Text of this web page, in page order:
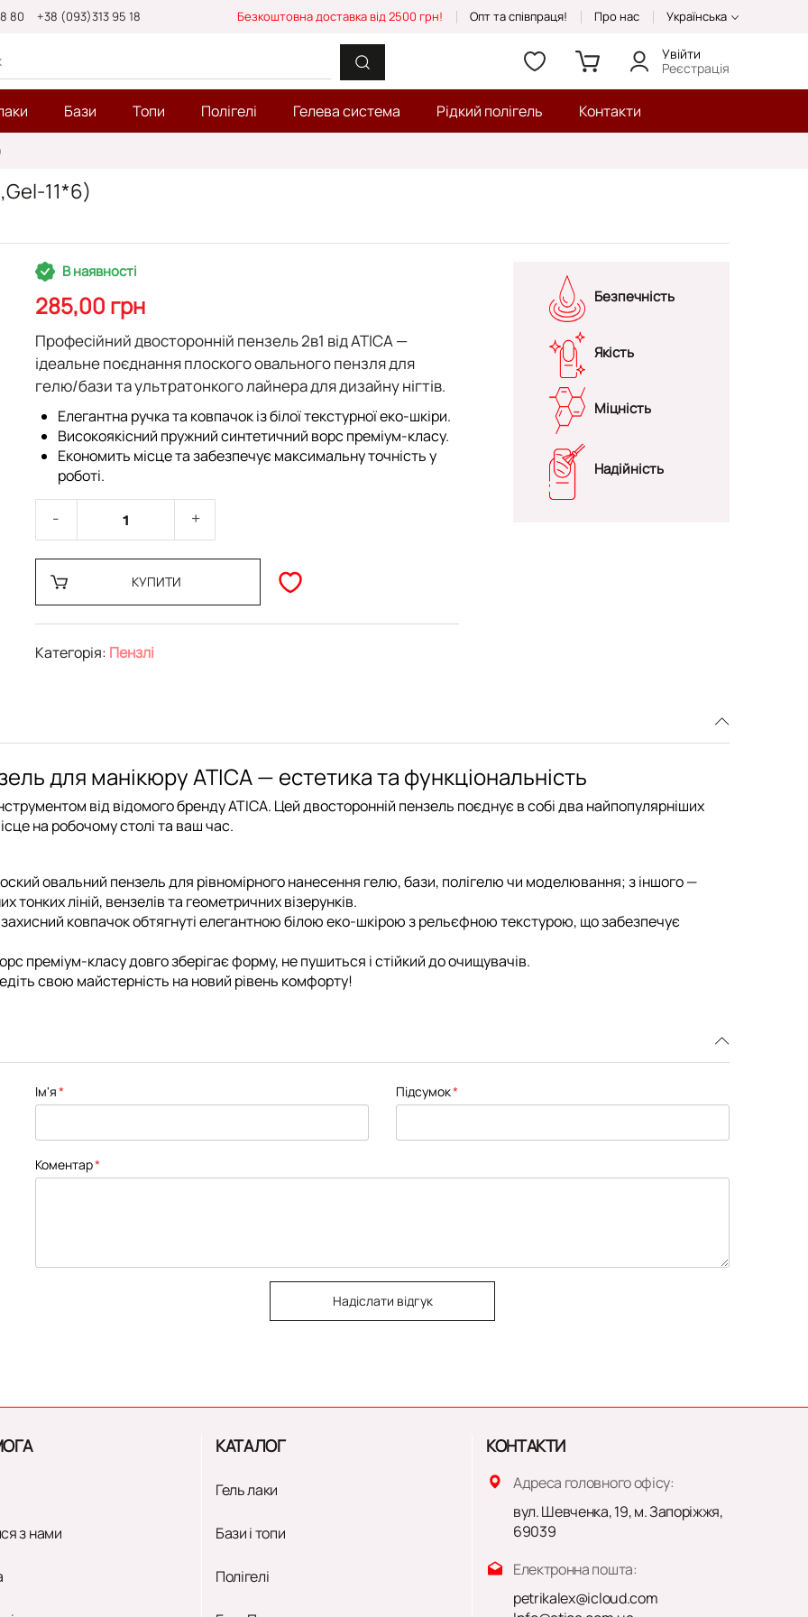
80 +38 (093)313 95 18 Безкоштовна доставка від 2500 грн! Опт та співпраця! Про нас Українська
Увійти
Реєстрація
Бази Топи Полігелі Гелева система Рідкий полігель Контакти
11*6)
В наявності
285,00 грн
Професійний двосторонній пензель 2в1 від ATICA—
ідеальне поєднання плоского овального пензля для
гелю/бази та ультратонкого лайнера для дизайну нігтів.
Елегантна ручка та ковпачок із білої текстурної еко-шкіри.
Високоякісний пружний синтетичний ворс преміум-класу.
Економить місце та забезпечує максимальну точність у
роботі.
КУПИТИ
Категорія: Пензлі
Безпечність
Якість
Міцність
Надійність
для манікюру ATICA — естетика та функціональність
від відомого брендуATICA. Цей двосторонній пензель поєднує в собі два найпопулярніших
на робочому столі та ваш час.
овальний пензель для рівномірного нанесення гелю, бази, полігелю чи моделювання; з іншого —
ліній, вензелів та геометричних візерунків.
ковпачок обтягнуті елегантною білою еко-шкірою з рельєфною текстурою, що забезпечує
преміум-класу довго зберігає форму, не пушиться і стійкий до очищувачів.
свою майстерність на новий рівень комфорту!
Ім'я Підсумок
Коментар
Надіслати відгук
з нами
КАТАЛОГ
Гель лаки
Бази і топи
Полігелі
КОНТАКТИ
Адреса головного офісу:
вул. Шевченка, 19, м. Запоріжжя,
69039
Електронна пошта:
petrikalex@icloud.com